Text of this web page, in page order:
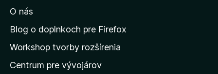
ť
n
d
o
O nás
Blog o doplnkoch pre Firefox
Workshop tvorby rozšírenia
Centrum pre vývojárov